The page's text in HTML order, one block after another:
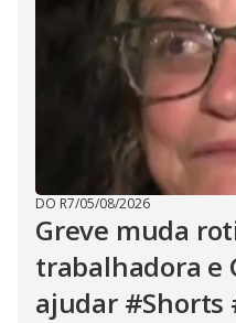
DO R7/05/08/2026
Greve muda
trabalhadora e
ajudar #Shorts